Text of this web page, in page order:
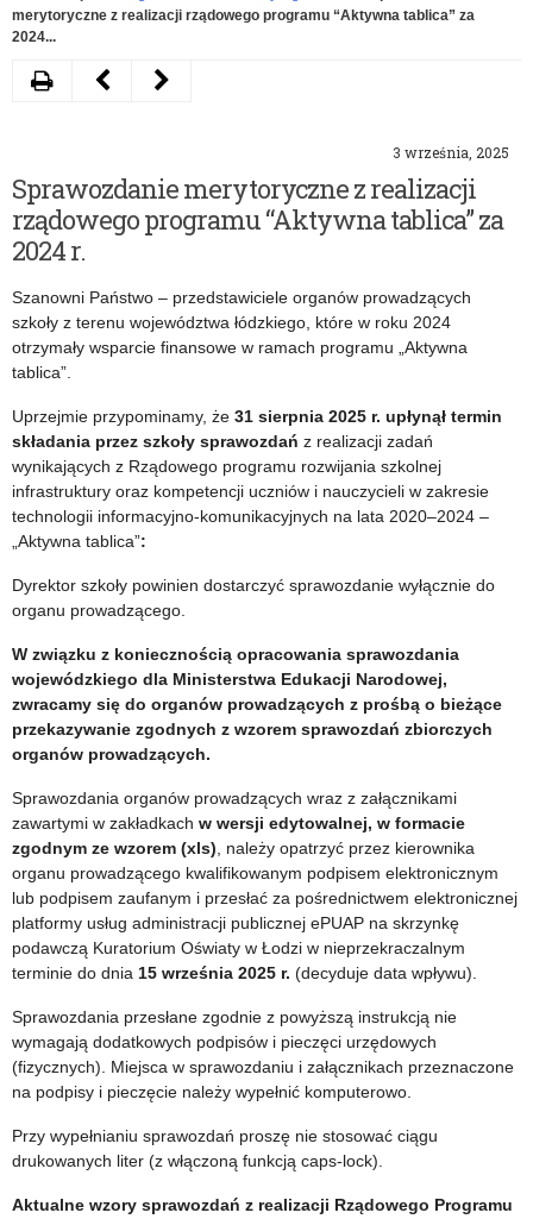
merytoryczne z realizacji rządowego programu “Aktywna tablica” za
2024...
3 września, 2025
Sprawozdanie merytoryczne z realizacji
rządowego programu “Aktywna tablica” za
2024 r.
Szanowni Państwo – przedstawiciele organów prowadzących
szkoły z terenu województwa łódzkiego, które w roku 2024
otrzymały wsparcie finansowe w ramach programu „Aktywna
tablica”.
Uprzejmie przypominamy, że 31 sierpnia 2025 r. upłynął termin
składania przez szkoły sprawozdań z realizacji zadań
wynikających z Rządowego programu rozwijania szkolnej
infrastruktury oraz kompetencji uczniów i nauczycieli w zakresie
technologii informacyjno-komunikacyjnych na lata 2020–2024 –
„Aktywna tablica”:
Dyrektor szkoły powinien dostarczyć sprawozdanie wyłącznie do
organu prowadzącego.
W związku z koniecznością opracowania sprawozdania
wojewódzkiego dla Ministerstwa Edukacji Narodowej,
zwracamy się do organów prowadzących z prośbą o bieżące
przekazywanie zgodnych z wzorem sprawozdań zbiorczych
organów prowadzących.
Sprawozdania organów prowadzących wraz z załącznikami
zawartymi w zakładkach w wersji edytowalnej, w formacie
zgodnym ze wzorem (xls) , należy opatrzyć przez kierownika
organu prowadzącego kwalifikowanym podpisem elektronicznym
lub podpisem zaufanym i przesłać za pośrednictwem elektronicznej
platformy usług administracji publicznej ePUAP na skrzynkę
podawczą Kuratorium Oświaty w Łodzi w nieprzekraczalnym
terminie do dnia 15 września 2025 r. (decyduje data wpływu).
Sprawozdania przesłane zgodnie z powyższą instrukcją nie
wymagają dodatkowych podpisów i pieczęci urzędowych
(fizycznych). Miejsca w sprawozdaniu i załącznikach przeznaczone
na podpisy i pieczęcie należy wypełnić komputerowo.
Przy wypełnianiu sprawozdań proszę nie stosować ciągu
drukowanych liter (z włączoną funkcją caps-lock).
Aktualne wzory sprawozdań z realizacji Rządowego Programu
DrukujNastępny
Dialogu
zaprasza
piknik
międzypokoleniowy
warsztaty
edukacyjne
Poprzedni
szkoła
–
dotyczący
wniosków
o
udzielenie
dofinansowania
zatrudnienie
asystentów
w
2026
r.